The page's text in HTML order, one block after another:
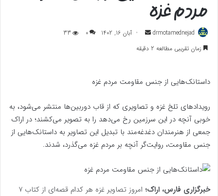
مردم غزه
drmotamednejad
ارسال
به
آبان 16, 1402 0
33
زمان تقریبی مطالعه 2 دقیقه
داستانک‌هایی از جنس مقاومت مردم غزه
رویدادهای تلخ غزه و تصاویری که از قاب دوربین‌ها منتشر می‌شود، به
خوبی آنچه در این سرزمین رخ می‌دهد را به تصویر می‌کشند؛ در اراک
جمعی از هنرمندان دغدغه‌مند با تبدیل این تصاویر به داستانک‌هایی از
جنس مقاومت، روایت‌گر آنچه بر مردم غزه می‌گذرد، شدند.
خبرگزاری فارس، اراک؛
امروز تصاویر غزه هر کدام قصه‌ای از کتاب 7